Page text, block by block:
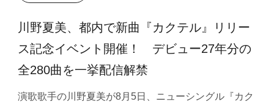
川野夏美、都内で新曲『カクテル』リリー
ス記念イベント開催！ デビュー27年分の
全280曲を一挙配信解禁
演歌歌手の川野夏美が8月5日、ニューシングル『カク